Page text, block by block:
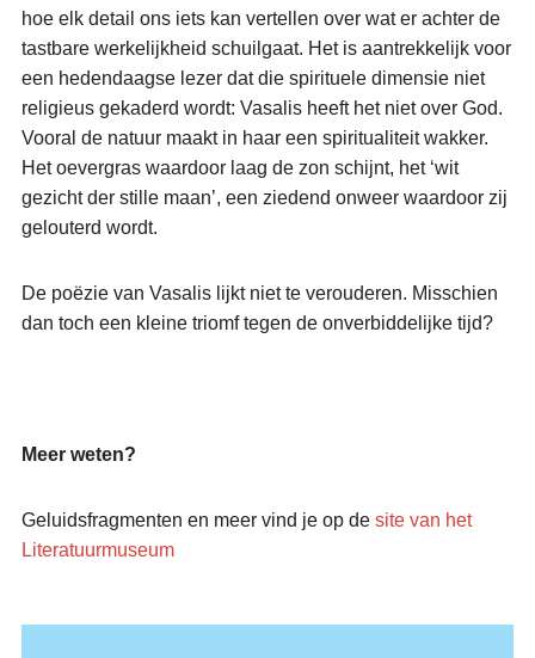
hoe elk detail ons iets kan vertellen over wat er achter de
tastbare werkelijkheid schuilgaat. Het is aantrekkelijk voor
een hedendaagse lezer dat die spirituele dimensie niet
religieus gekaderd wordt: Vasalis heeft het niet over God.
Vooral de natuur maakt in haar een spiritualiteit wakker.
Het oevergras waardoor laag de zon schijnt, het ‘wit
gezicht der stille maan’, een ziedend onweer waardoor zij
gelouterd wordt.
De poëzie van Vasalis lijkt niet te verouderen. Misschien
dan toch een kleine triomf tegen de onverbiddelijke tijd?
Meer weten?
Geluidsfragmenten en meer vind je op de site van het
Literatuurmuseum